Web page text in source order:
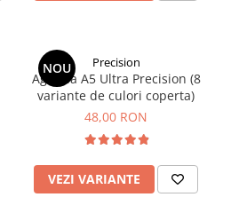
NOU Precision
Agenda A5 Ultra Precision (8
variante de culori coperta)
48,00 RON
VEZI VARIANTE